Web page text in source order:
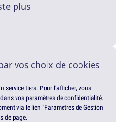
plus
vos choix de cookies
service tiers. Pour l'afficher, vous
vos paramètres de confidentialité.
via le lien "Paramètres de Gestion
de page.